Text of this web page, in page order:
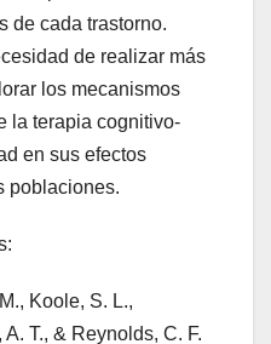
de cada trastorno.
de realizar más
los mecanismos
la terapia cognitivo-
en sus efectos
poblaciones.
Koole, S. L.,
T., & Reynolds, C. F.